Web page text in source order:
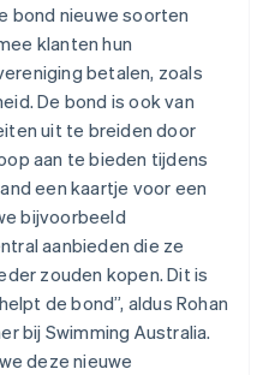
bond nieuwe soorten
klanten hun
betalen, zoals
De bond is ook van
uit te breiden door
aan te bieden tijdens
een kaartje voor een
bijvoorbeeld
aanbieden die ze
zouden kopen. Dit is
de bond”, aldus Rohan
bij Swimming Australia.
deze nieuwe